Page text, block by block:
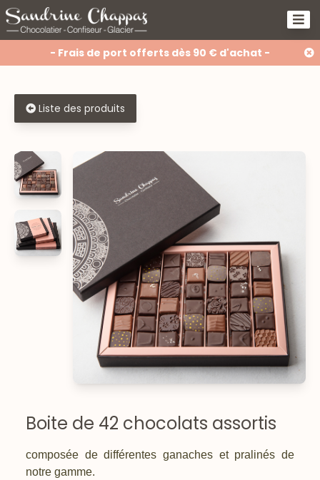
- Frais de port offerts dès 90 € d'achat -
Liste des produits
Boite de 42 chocolats assortis
composée de différentes ganaches et pralinés de
notre gamme.